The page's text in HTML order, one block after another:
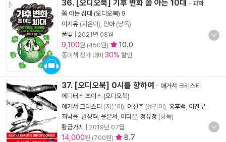
36. [오디오북] 기후 변화 쫌 아는 10대 - 과학
쫌 아는 십대 (오디오북) 9
이지유 (지은이), 민아(낭독)
풀빛
2021년 08월
9,100원 (450원) 10.0
종이책 정가 대비 30% 할인
37. [오디오북] 0시를 향하여 - 애거서 크리스티
에디터스 초이스 (오디오북)
애거서 크리스티 (지은이), 이선주 (옮긴이), 홍후백 이진무
최낙윤 권성혁 윤은서 이다은 정유정 (낭독)
황금가지
2019년 07월
14,000원 (700원) 8.7